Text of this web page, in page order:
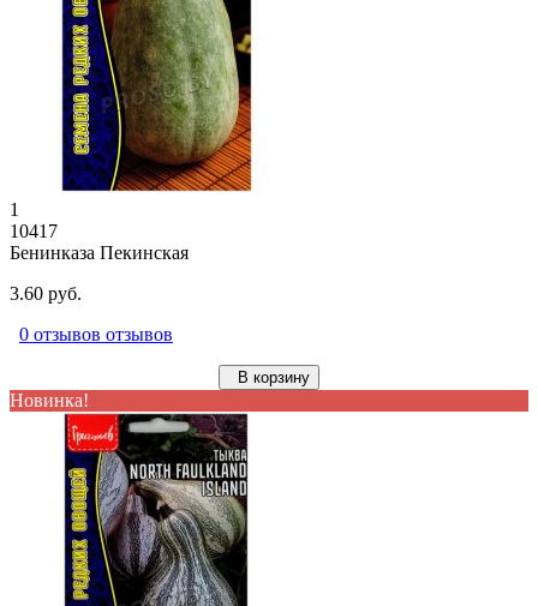
1
10417
Бенинказа Пекинская
3.60 руб.
0 отзывов отзывов
В корзину
Новинка!